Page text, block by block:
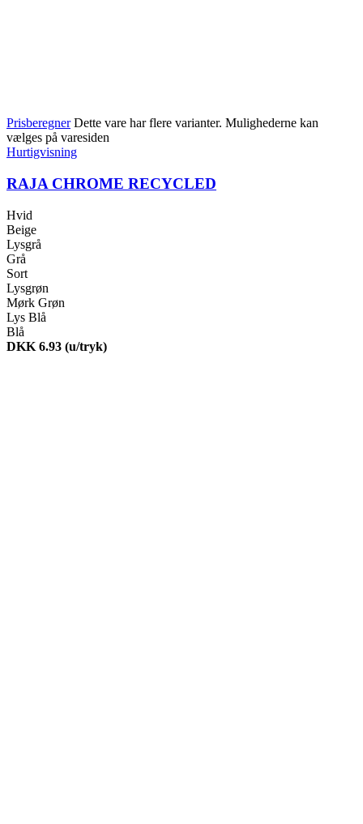
Prisberegner Dette vare har flere varianter. Mulighederne kan
vælges på varesiden
Hurtigvisning
RAJA CHROME RECYCLED
Hvid
Beige
Lysgrå
Grå
Sort
Lysgrøn
Mørk Grøn
Lys Blå
Blå
DKK 6.93 (u/tryk)